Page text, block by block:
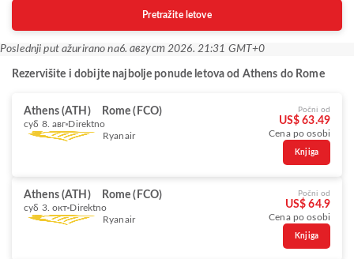
Pretražite letove
Poslednji put ažurirano na6. август 2026. 21:31 GMT+0
Rezervišite i dobijte najbolje ponude letova od Athens do Rome
Athens (ATH) Rome (FCO)
суб 8. авг Direktno
Ryanair
Počni od
US$ 63.49
Cena po osobi
Knjiga
Athens (ATH) Rome (FCO)
суб 3. окт Direktno
Ryanair
Počni od
US$ 64.9
Cena po osobi
Knjiga